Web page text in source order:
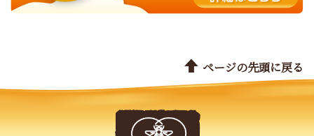
ページの先頭に戻る